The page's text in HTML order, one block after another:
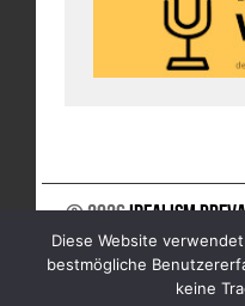
© 2026Idealism
UNTERSTÜTZE UNS
Diese Website
bestmögliche
keine